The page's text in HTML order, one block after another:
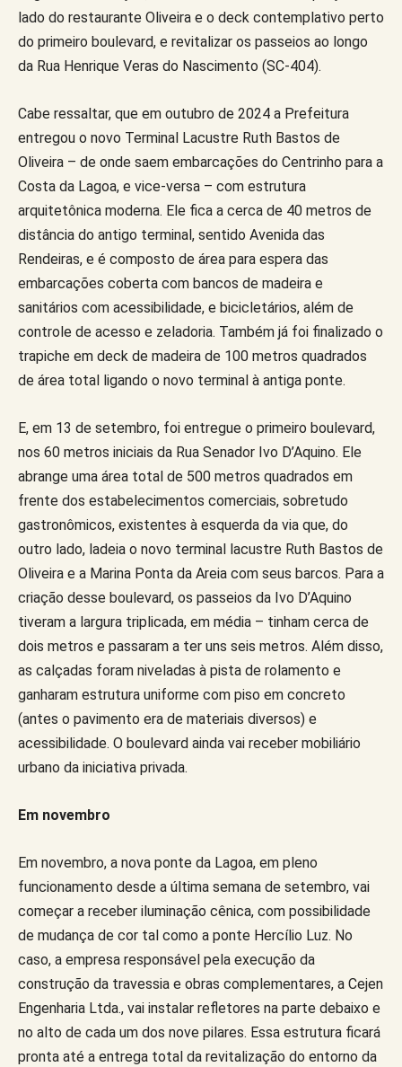
lado do restaurante Oliveira e o deck contemplativo perto
do primeiro boulevard, e revitalizar os passeios ao longo
da Rua Henrique Veras do Nascimento (SC-404).
Cabe ressaltar, que em outubro de 2024 a Prefeitura
entregou o novo Terminal Lacustre Ruth Bastos de
Oliveira – de onde saem embarcações do Centrinho para a
Costa da Lagoa, e vice-versa – com estrutura
arquitetônica moderna. Ele fica a cerca de 40 metros de
distância do antigo terminal, sentido Avenida das
Rendeiras, e é composto de área para espera das
embarcações coberta com bancos de madeira e
sanitários com acessibilidade, e bicicletários, além de
controle de acesso e zeladoria. Também já foi finalizado o
trapiche em deck de madeira de 100 metros quadrados
de área total ligando o novo terminal à antiga ponte.
E, em 13 de setembro, foi entregue o primeiro boulevard,
nos 60 metros iniciais da Rua Senador Ivo D’Aquino. Ele
abrange uma área total de 500 metros quadrados em
frente dos estabelecimentos comerciais, sobretudo
gastronômicos, existentes à esquerda da via que, do
outro lado, ladeia o novo terminal lacustre Ruth Bastos de
Oliveira e a Marina Ponta da Areia com seus barcos. Para a
criação desse boulevard, os passeios da Ivo D’Aquino
tiveram a largura triplicada, em média – tinham cerca de
dois metros e passaram a ter uns seis metros. Além disso,
as calçadas foram niveladas à pista de rolamento e
ganharam estrutura uniforme com piso em concreto
(antes o pavimento era de materiais diversos) e
acessibilidade. O boulevard ainda vai receber mobiliário
urbano da iniciativa privada.
Em novembro
Em novembro, a nova ponte da Lagoa, em pleno
funcionamento desde a última semana de setembro, vai
começar a receber iluminação cênica, com possibilidade
de mudança de cor tal como a ponte Hercílio Luz. No
caso, a empresa responsável pela execução da
construção da travessia e obras complementares, a Cejen
Engenharia Ltda., vai instalar refletores na parte debaixo e
no alto de cada um dos nove pilares. Essa estrutura ficará
pronta até a entrega total da revitalização do entorno da